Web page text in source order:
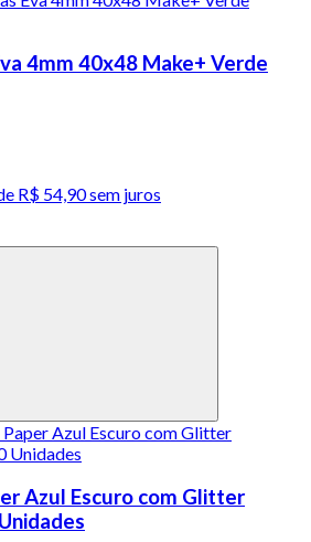
4mm 40x48 Make+ Verde
R$ 54,90sem juros
Azul Escuro com Glitter